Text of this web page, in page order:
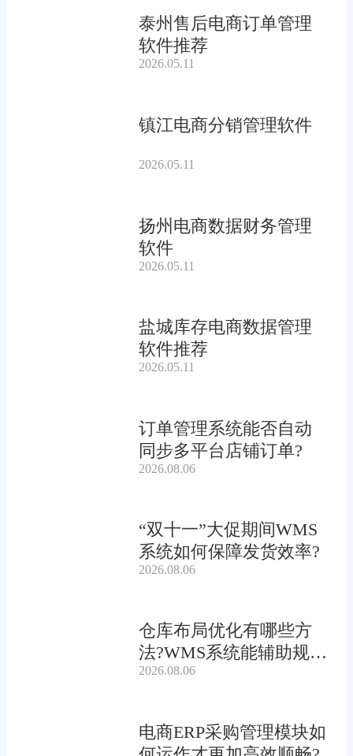
泰州售后电商订单管理
软件推荐
2026.05.11
镇江电商分销管理软件
2026.05.11
扬州电商数据财务管理
软件
2026.05.11
盐城库存电商数据管理
软件推荐
2026.05.11
订单管理系统能否自动
同步多平台店铺订单?
2026.08.06
“双十一”大促期间WMS
系统如何保障发货效率?
2026.08.06
仓库布局优化有哪些方
法?WMS系统能辅助规划
吗?
2026.08.06
电商ERP采购管理模块如